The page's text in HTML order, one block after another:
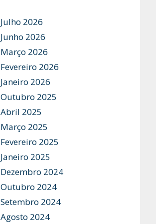
Julho 2026
Junho 2026
Março 2026
Fevereiro 2026
Janeiro 2026
Outubro 2025
Abril 2025
Março 2025
Fevereiro 2025
Janeiro 2025
Dezembro 2024
Outubro 2024
Setembro 2024
Agosto 2024